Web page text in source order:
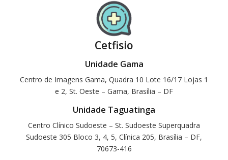
Cetfisio
Unidade Gama
Centro de Imagens Gama, Quadra 10 Lote 16/17 Lojas 1
e 2, St. Oeste – Gama, Brasília – DF
Unidade Taguatinga
Centro Clínico Sudoeste – St. Sudoeste Superquadra
Sudoeste 305 Bloco 3, 4, 5, Clínica 205, Brasília – DF,
70673-416